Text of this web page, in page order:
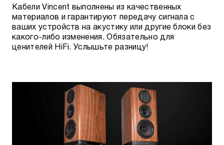
Кабели Vincent выполнены из качественных
материалов и гарантируют передачу сигнала с
ваших устройств на акустику или другие блоки без
какого-либо изменения. Обязательно для
ценителей HiFi. Услышьте разницу!